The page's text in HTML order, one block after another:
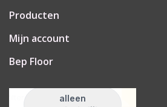
Producten
Mijn account
Bep Floor